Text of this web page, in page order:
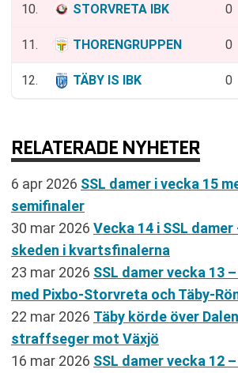
10. STORVRETA IBK 0
11. THORENGRUPPEN 0
12. TÄBY IS IBK 0
RELATERADE NYHETER
6 apr 2026 SSL damer i vecka 15
semifinaler
30 mar 2026 Vecka 14 i SSL
skeden i kvartsfinalerna
23 mar 2026 SSL damer vecka 13
med Pixbo-Storvreta och Täby-
22 mar 2026 Täby körde över
straffseger mot Växjö
16 mar 2026 SSL damer vecka 12